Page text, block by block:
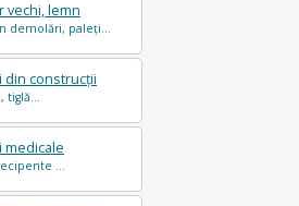
vechi, lemn
demolări, paleți...
din construcții
tiglă...
medicale
...